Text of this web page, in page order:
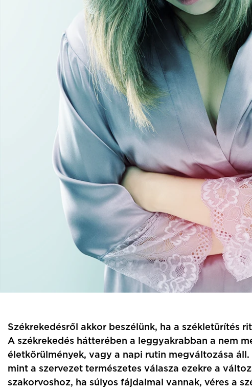
Székrekedésről akkor beszélünk, ha a székletürítés
A székrekedés hátterében a leggyakrabban a nem
életkörülmények, vagy a napi rutin megváltozása
mint a szervezet természetes válasza ezekre a
szakorvoshoz, ha súlyos fájdalmai vannak, véres a